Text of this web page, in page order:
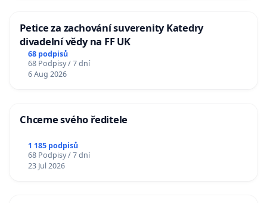
Petice za zachování suverenity Katedry
divadelní vědy na FF UK
68 podpisů
68 Podpisy / 7 dní
6 Aug 2026
Chceme svého ředitele
1 185 podpisů
68 Podpisy / 7 dní
23 Jul 2026